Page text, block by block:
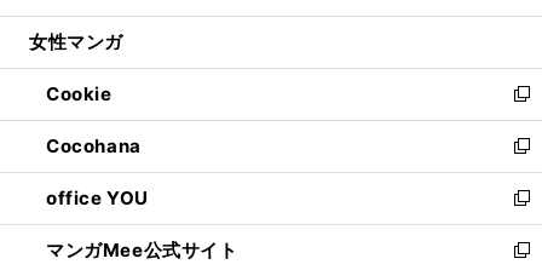
開
ウ
開
く
ン
ウ
で
開
く
ウ
ン
ド
ウ
で
開
く
し
ウ
ィ
ン
ド
ウ
で
開
く
女性マンガ
Cookie
新
し
い
ウ
ィ
ン
ド
Cocohana
新
し
い
ウ
ィ
office YOU
新
し
い
マンガMee公式サイト 新